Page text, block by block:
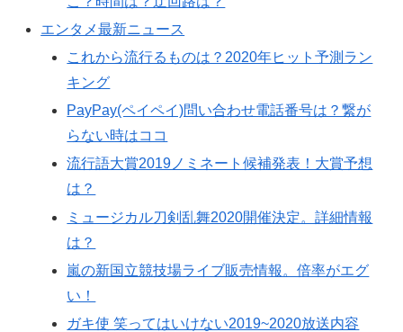
エンタメ最新ニュース
これから流行るものは？2020年ヒット予測ラン
キング
PayPay(ペイペイ)問い合わせ電話番号は？繋が
らない時はココ
流行語大賞2019ノミネート候補発表！大賞予想
は？
ミュージカル刀剣乱舞2020開催決定。詳細情報
は？
嵐の新国立競技場ライブ販売情報。倍率がエグ
い！
ガキ使 笑ってはいけない2019~2020放送内容